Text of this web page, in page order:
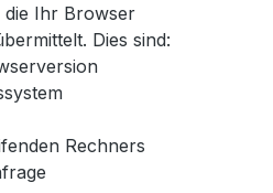
die Ihr Browser
Dies sind:
Rechners